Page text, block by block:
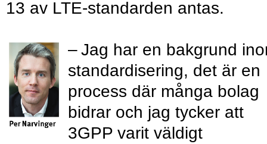
13 av LTE-standarden antas.
– Jag har en bakgrund
standardisering, det är en
process där många bolag
bidrar och jag tycker att
3GPP varit väldigt